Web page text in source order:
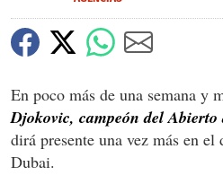
En poco más de una semana y
Djokovic, campeón del Abierto
dirá presente una vez más en
Dubai.